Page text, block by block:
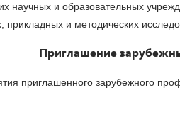
научных и образовательных
и методических
Приглашение
приглашенного зарубежного